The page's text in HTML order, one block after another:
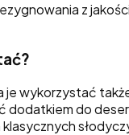
z
je wykorzystać
dodatkiem do